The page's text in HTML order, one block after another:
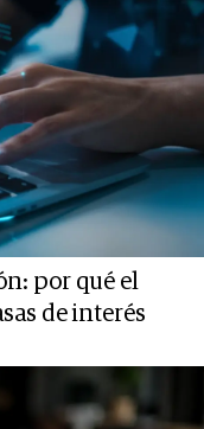
por qué el
de interés